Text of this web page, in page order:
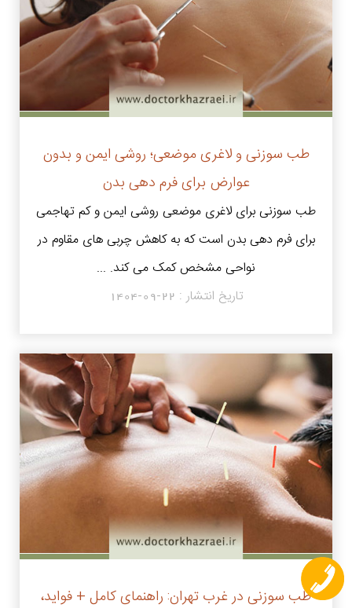
طب سوزنی و لاغری موضعی؛ روشی ایمن و بدون
عوارض برای فرم دهی بدن
طب سوزنی برای لاغری موضعی روشی ایمن و کم‌ تهاجمی
برای فرم دهی بدن است که به کاهش چربی های مقاوم در
نواحی مشخص کمک می کند. ...
تاریخ انتشار : 1404-09-22
طب سوزنی در غرب تهران: راهنمای کامل + فواید،